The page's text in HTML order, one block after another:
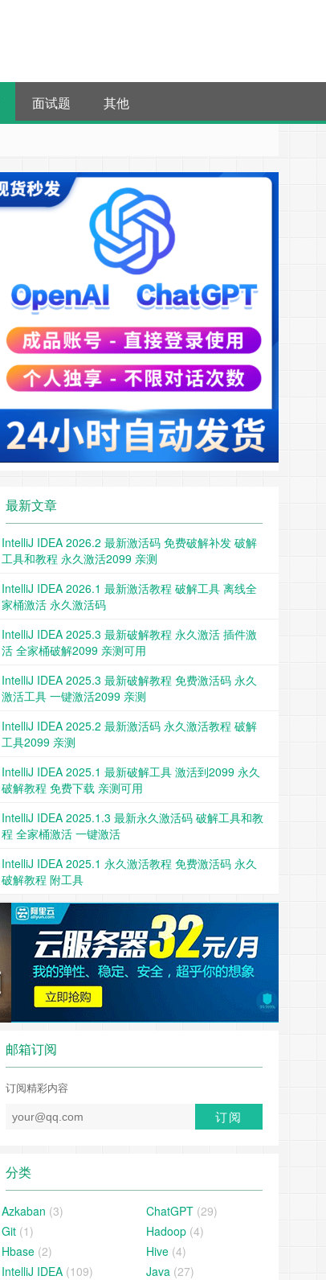
面试题 其他
最新文章
IntelliJ IDEA 2026.2 最新激活码 免费破解补发 破解
工具和教程 永久激活2099 亲测
IntelliJ IDEA 2026.1 最新激活教程 破解工具 离线全
家桶激活 永久激活码
IntelliJ IDEA 2025.3 最新破解教程 永久激活 插件激
活 全家桶破解2099 亲测可用
IntelliJ IDEA 2025.3 最新破解教程 免费激活码 永久
激活工具 一键激活2099 亲测
IntelliJ IDEA 2025.2 最新激活码 永久激活教程 破解
工具2099 亲测
IntelliJ IDEA 2025.1 最新破解工具 激活到2099 永久
破解教程 免费下载 亲测可用
IntelliJ IDEA 2025.1.3 最新永久激活码 破解工具和教
程 全家桶激活 一键激活
IntelliJ IDEA 2025.1 永久激活教程 免费激活码 永久
破解教程 附工具
邮箱订阅
订阅精彩内容
分类
Azkaban (3) ChatGPT (29)
Git (1) Hadoop (4)
Hbase (2) Hive (4)
IntelliJ IDEA (109) Java (27)